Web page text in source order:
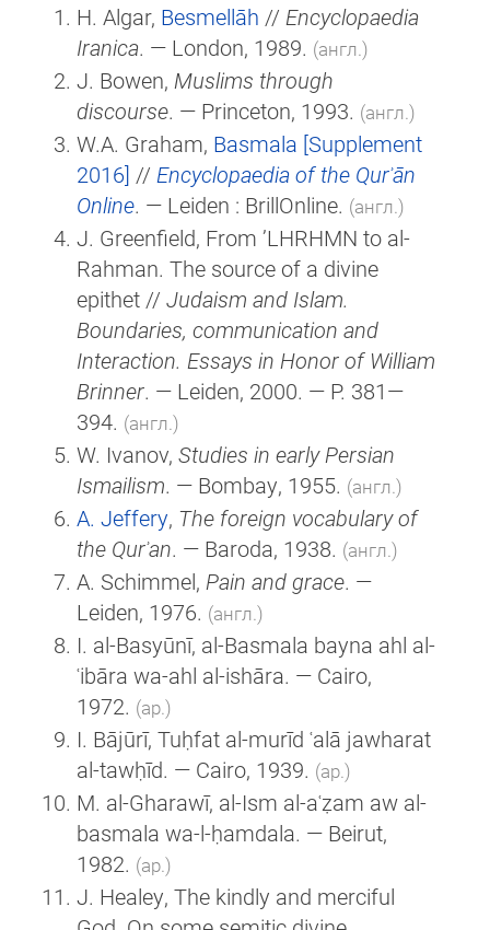
H. Algar, Besmellāh // Encyclopaedia
Iranica. — London, 1989. (англ.)
J. Bowen, Muslims through
discourse. — Princeton, 1993. (англ.)
W.A. Graham, Basmala [Supplement
2016] // Encyclopaedia of the Qurʾān
Online. — Leiden : BrillOnline. (англ.)
J. Greenfield, From ’LHRHMN to al-
Rahman. The source of a divine
epithet // Judaism and Islam.
Boundaries, communication and
Interaction. Essays in Honor of William
Brinner. — Leiden, 2000. — P. 381—
394. (англ.)
W. Ivanov, Studies in early Persian
Ismailism. — Bombay, 1955. (англ.)
A. Jeffery, The foreign vocabulary of
the Qurʾan. — Baroda, 1938. (англ.)
A. Schimmel, Pain and grace. —
Leiden, 1976. (англ.)
I. al-Basyūnī, al-Basmala bayna ahl al-
ʿibāra wa-ahl al-ishāra. — Cairo,
1972. (ар.)
I. Bājūrī, Tuḥfat al-murīd ʿalā jawharat
al-tawḥīd. — Cairo, 1939. (ар.)
M. al-Gharawī, al-Ism al-aʿẓam aw al-
basmala wa-l-ḥamdala. — Beirut,
1982. (ар.)
J. Healey, The kindly and merciful